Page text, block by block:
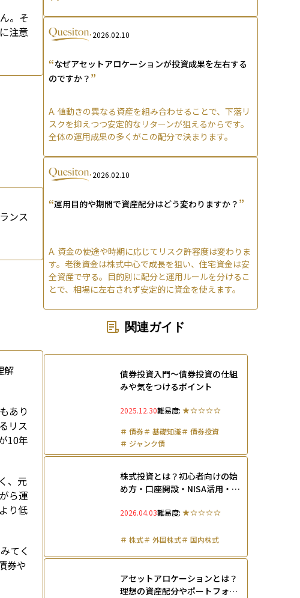
。そ
注意
ンス
解
あり
リス
10年
、元
ら運
り低
てく
券や
2026.02.10
“なぜアセットアロケーションが投資成果を左右する
のですか？ ”
A. 値動きの異なる資産を組み合わせることで、下落リ
スクを抑えつつ安定的なリターンが狙えるからです。
全体の運用成果の多くがこの配分で決まります。
2026.02.10
“運用目的や期間で資産配分はどう変わりますか？ ”
A. 資金の使途や時期に応じてリスク許容度は変わりま
す。老後資金は株式中心で成長を狙い、住宅資金は安
全資産で守る。目的別に配分と運用ルールを分けるこ
とで、相場に左右されず安定的に資金を使えます。
関連ガイド
債券投資入門～債券投資の仕組
みや気をつけるポイント
2025.12.30難易度:
＃債券＃基礎知識＃債券投資
＃ ジャンク債
株式投資とは？初心者向けの始
め方・口座開設・NISA活用・勉
2026.04.03難易度:
＃株式＃外国株式＃国内株式
アセットアロケーションとは？
理想の資産配分やポートフォリ